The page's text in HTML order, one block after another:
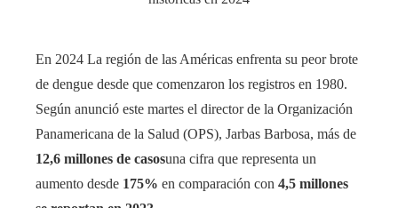
En 2024 La región de las Américas enfrenta su peor brote
de dengue desde que comenzaron los registros en 1980.
Según anunció este martes el director de la Organización
Panamericana de la Salud (OPS), Jarbas Barbosa, más de
12,6 millones de casosuna cifra que representa un
aumento desde 175% en comparación con 4,5 millones